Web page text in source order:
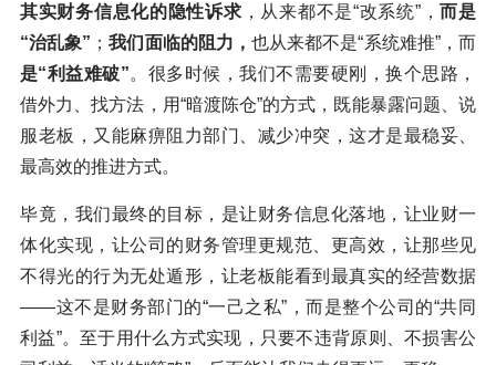
其实财务信息化的隐性诉求 ，从来都不是“改系统”，而是
“治乱象” ；我们面临的阻力，也从来都不是“系统难推”，而
是“利益难破”。很多时候，我们不需要硬刚，换个思路，
借外力、找方法，用“暗渡陈仓”的方式，既能暴露问题、说
服老板，又能麻痹阻力部门、减少冲突，这才是最稳妥、
最高效的推进方式。
毕竟，我们最终的目标，是让财务信息化落地，让业财一
体化实现，让公司的财务管理更规范、更高效，让那些见
不得光的行为无处遁形，让老板能看到最真实的经营数据
——这不是财务部门的“一己之私”，而是整个公司的“共同
利益”。至于用什么方式实现，只要不违背原则、不损害公